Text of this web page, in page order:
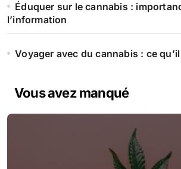
Éduquer sur le cannabis :
l’information
Voyager avec du cannabis : ce
Vous avez manqué